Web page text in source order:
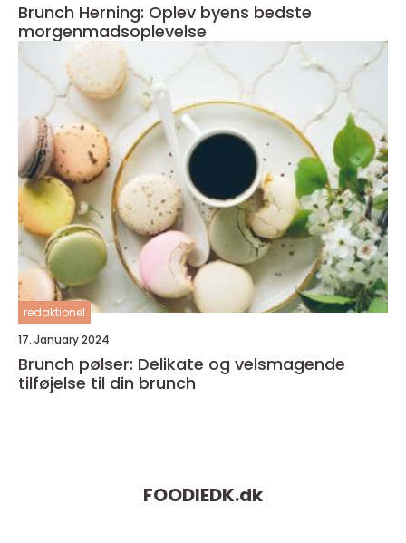
Brunch Herning: Oplev byens bedste
morgenmadsoplevelse
redaktionel
17. January 2024
Brunch pølser: Delikate og velsmagende
tilføjelse til din brunch
FOODIEDK.dk